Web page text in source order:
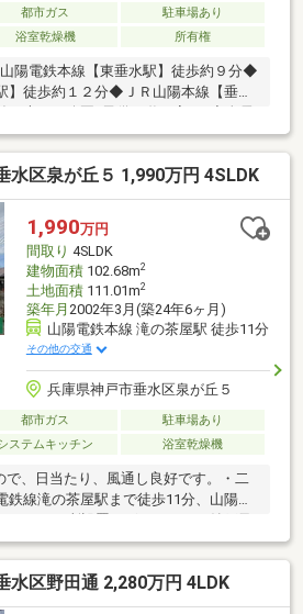
都市ガス
駐車場あり
浴室乾燥機 所有権
電鉄本線【東垂水駅】徒歩約９分◆
】徒歩約１２分◆ＪＲ山陽本線【垂水
下収納と収納◎◆食器洗浄乾燥機、浴
６年６月リフォーム実施◆家の目の前
♪◆駐車場１台分（車種制限有）■□■ネ
す！■□■お電話が苦手な方、不動産の
にも安心。ネット予約ならワンタップ
学予約する】より、見学希望のお問い
水区泉が丘５ 1,990万円 4SLDK
1,990万円
間取り 4SLDK
建物面積102.68m2
土地面積111.01m2
築年月 2002年3月(築24年6ヶ月)
山陽電鉄本線 滝の茶屋駅 徒歩11分
その他の交通
兵庫県神戸市垂水区泉が丘５
都市ガス
駐車場あり
ステムキッチン 浴室乾燥機
で、日当たり、風通し良好です。・二
線滝の茶屋駅まで徒歩11分、山陽本
納に困りません。〇まずはご相談くだ
、次のようなニーズにもお応えしてい
りを知りたい◆◆ 予算を知りたい◆
えのお悩みなど幅広くお手伝いさせて
水区野田通 2,280万円 4LDK